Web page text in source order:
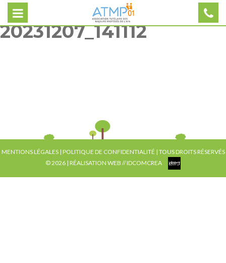
20231207_141112
MENTIONS LÉGALES| POLITIQUE DE CONFIDENTIALITÉ | TOUS DROITS RÉSERVÉS
© 2026 | RÉALISATION WEB //IDCOMCREA